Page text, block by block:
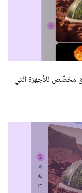
مخصّص للأجهزة التي